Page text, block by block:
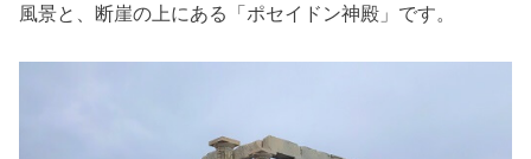
風景と、断崖の上にある「ポセイドン神殿」です。